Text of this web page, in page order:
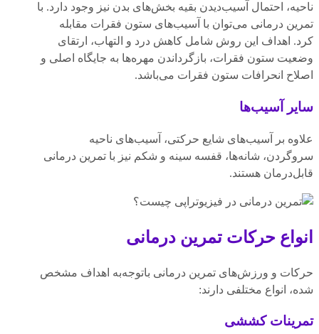
ناحیه، احتمال آسیب‌دیدن بقیه بخش‌های بدن نیز وجود دارد. با
تمرین درمانی می‌توان با آسیب‌های ستون فقرات مقابله
کرد. اهداف این روش شامل کاهش درد و التهاب، ارتقای
وضعیت ستون فقرات، بازگرداندن مهره‌ها به جایگاه اصلی و
اصلاح انحرافات ستون فقرات می‌باشد.
سایر آسیب‌ها
علاوه بر آسیب‌های شایع حرکتی، آسیب‌های ناحیه
سروگردن، شانه‌ها، قفسه سینه و شکم نیز با تمرین درمانی
قابل‌درمان هستند.
انواع حرکات تمرین درمانی
حرکات و ورزش‌های تمرین درمانی باتوجه‌به اهداف مشخص
شده، انواع مختلفی دارند:
تمرینات کششی